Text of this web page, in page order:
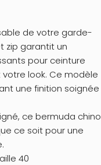
de votre garde-
zip garantit un
pour ceinture
look. Ce modèle
une finition soignée
ce bermuda chino
ce soit pour une
40